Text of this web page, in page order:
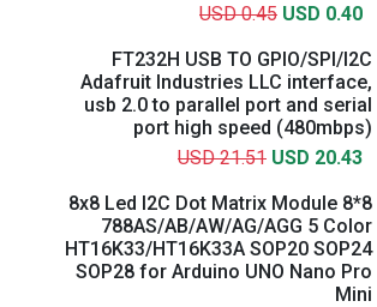
USD 0.45 USD 0.40
FT232H USB TO GPIO/SPI/I2C
Adafruit Industries LLC interface,
usb 2.0 to parallel port and serial
port high speed (480mbps)
USD 21.51 USD 20.43
8x8 Led I2C Dot Matrix Module 8*8
788AS/AB/AW/AG/AGG 5 Color
HT16K33/HT16K33A SOP20 SOP24
SOP28 for Arduino UNO Nano Pro
Mini